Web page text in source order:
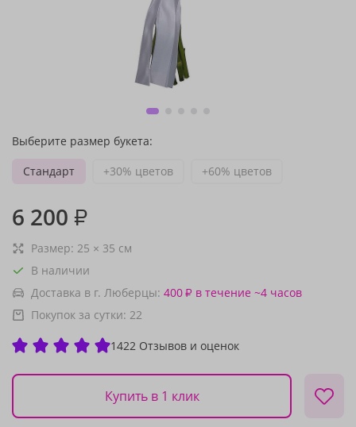
Выберите размер букета:
Стандарт
+30% цветов +60% цветов
6 200 ₽
Размер: 25 × 35 см
В наличии
Доставка в г. Люберцы: 400₽ в течение ~4 часов
Покупок за сутки: 22
1422 Отзывов и оценок
Купить в 1 клик